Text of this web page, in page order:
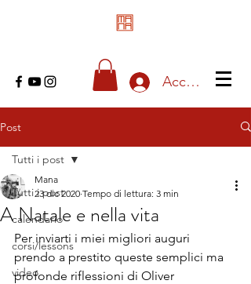
Accedi
Post
Tutti i post
calendario
corsi/lessons
video
Tutti i post
A Natale e nella vita
Mana
23 dic 2020 Tempo di lettura: 3 min
Per inviarti i miei migliori auguri
prendo a prestito queste semplici ma
profonde riflessioni di Oliver